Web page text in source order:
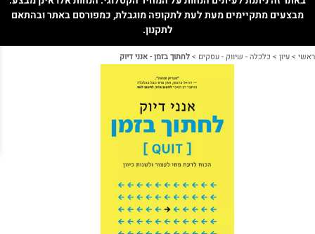
מבצעים מתקיימים מעת לעת לתקופה מוגבלת, כמפורסם באתר ובהתאם
לתקנון.
ראשי >עיון > כלכלה - שיווק - עסקים >לחתוך בזמן - אנני דיוק